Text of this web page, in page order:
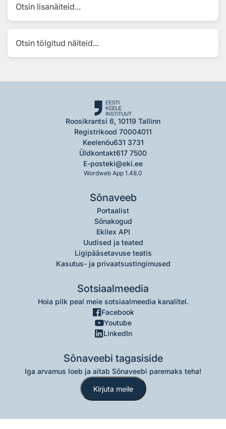
Otsin lisanäiteid...
Otsin tõlgitud näiteid...
Roosikrantsi 6, 10119 Tallinn
Registrikood 70004011
Keelenõu631 3731
Üldkontakt617 7500
E-posteki@eki.ee
Wordweb App 1.48.0
Sõnaveeb
Portaalist
Sõnakogud
Ekilex API
Uudised ja teated
Ligipääsetavuse teatis
Kasutus- ja privaatsustingimused
Sotsiaalmeedia
Hoia pilk peal meie sotsiaalmeedia kanalitel.
Facebook
Youtube
LinkedIn
Sõnaveebi tagasiside
Iga arvamus loeb ja aitab Sõnaveebi paremaks teha!
Kirjuta meile